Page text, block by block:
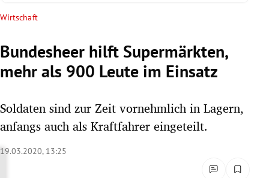
Wirtschaft
Bundesheer hilft Supermärkten,
mehr als 900 Leute im Einsatz
Soldaten sind zur Zeit vornehmlich in Lagern,
anfangs auch als Kraftfahrer eingeteilt.
19.03.2020, 13:25